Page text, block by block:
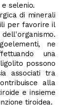
selenio.
di minerali
per favorire il
ne
una
possono
associati tra
alla
e insieme
tiroidea.